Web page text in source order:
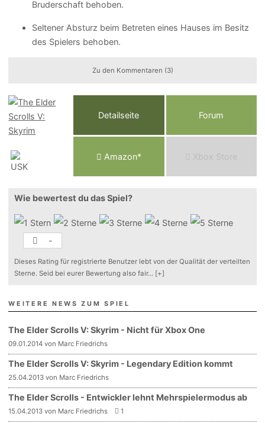
Bruderschaft behoben.
Seltener Absturz beim Betreten eines Hauses im Besitz
des Spielers behoben.
Zu den Kommentaren (3)
Detailseite Forum
Amazon* Xbox Store
Wie bewertest du das Spiel?
-
Dieses Rating für registrierte Benutzer lebt von der Qualität der verteilten
Sterne. Seid bei eurer Bewertung also fair... [+]
WEITERE NEWS ZUM SPIEL
The Elder Scrolls V: Skyrim - Nicht für Xbox One
09.01.2014 von Marc Friedrichs
The Elder Scrolls V: Skyrim - Legendary Edition kommt
25.04.2013 von Marc Friedrichs
The Elder Scrolls - Entwickler lehnt Mehrspielermodus ab
15.04.2013 von Marc Friedrichs 1